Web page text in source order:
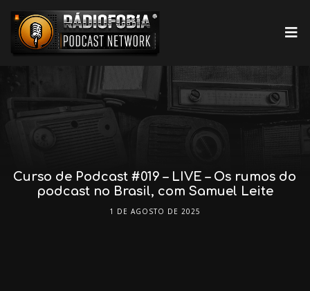
Curso de Podcast #019 – LIVE – Os rumos do
podcast no Brasil, com Samuel Leite
1 DE AGOSTO DE 2025